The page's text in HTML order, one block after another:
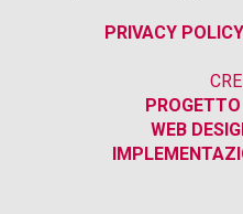
PRIVACY POLICY
WEB